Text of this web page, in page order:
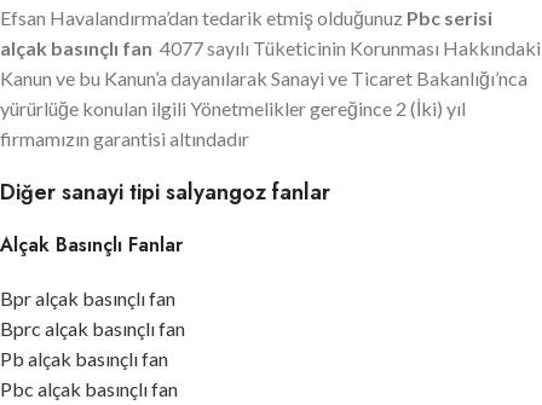
Efsan Havalandırma’dan tedarik etmiş olduğunuz Pbc serisi
alçak basınçlı fan 4077 sayılı Tüketicinin Korunması Hakkındaki
Kanun ve bu Kanun’a dayanılarak Sanayi ve Ticaret Bakanlığı’nca
yürürlüğe konulan ilgili Yönetmelikler gereğince 2 (İki) yıl
firmamızın garantisi altındadır
Diğer sanayi tipi salyangoz fanlar
Alçak Basınçlı Fanlar
Bpr alçak basınçlı fan
Bprc alçak basınçlı fan
Pb alçak basınçlı fan
Pbc alçak basınçlı fan